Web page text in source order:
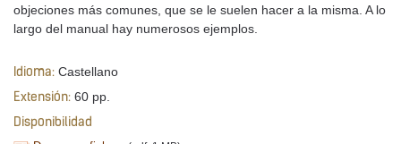
objeciones más comunes, que se le suelen hacer a la misma. A lo
largo del manual hay numerosos ejemplos.
Idioma: Castellano
Extensión: 60 pp.
Disponibilidad